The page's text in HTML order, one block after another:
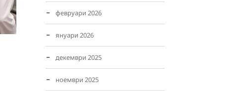
февруари 2026
януари 2026
декември 2025
ноември 2025